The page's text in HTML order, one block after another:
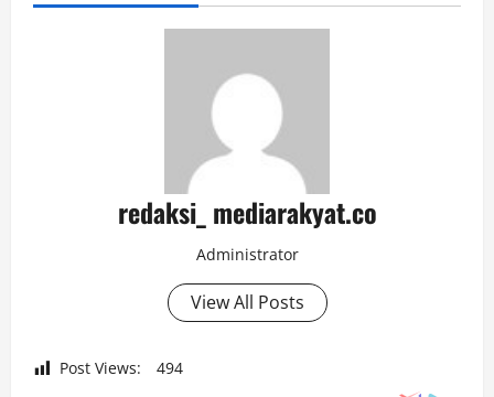
redaksi_ mediarakyat.co
Administrator
View All Posts
Post Views: 494